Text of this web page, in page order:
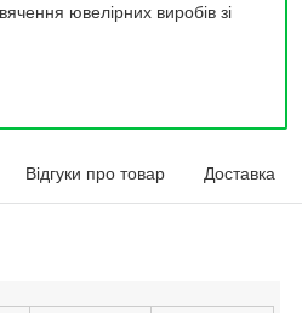
ювелірних виробів зі
Відгуки про товар Доставка